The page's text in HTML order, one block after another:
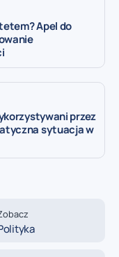
Apel do
przez
sytuacja w